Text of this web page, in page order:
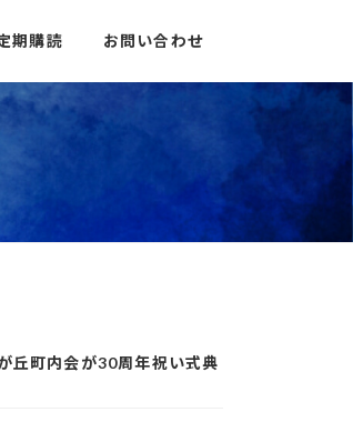
期購読 お問い合わせ
丘町内会が30周年祝い式典